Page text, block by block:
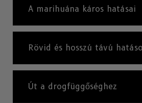
A marihuána káros hatásai
Rövid és hosszú távú
Út a drogfüggőséghez